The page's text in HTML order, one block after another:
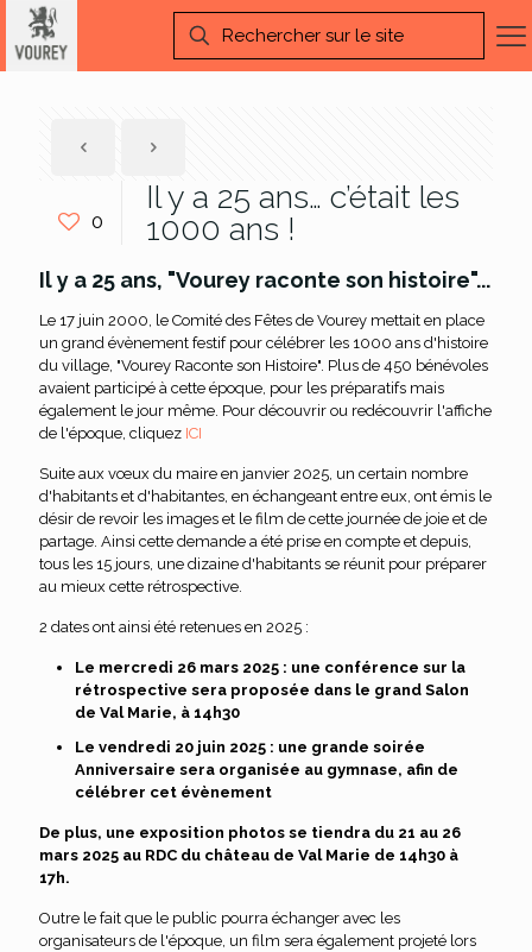
0
Il y a 25 ans… c’était les
1000 ans !
Il y a 25 ans, "Vourey raconte son histoire"...
Le 17 juin 2000, le Comité des Fêtes de Vourey mettait en place
un grand évènement festif pour célébrer les 1000 ans d'histoire
du village, "Vourey Raconte son Histoire". Plus de 450 bénévoles
avaient participé à cette époque, pour les préparatifs mais
également le jour même. Pour découvrir ou redécouvrir l'affiche
de l'époque, cliquez ICI
Suite aux vœux du maire en janvier 2025, un certain nombre
d'habitants et d'habitantes, en échangeant entre eux, ont émis le
désir de revoir les images et le film de cette journée de joie et de
partage. Ainsi cette demande a été prise en compte et depuis,
tous les 15 jours, une dizaine d'habitants se réunit pour préparer
au mieux cette rétrospective.
2 dates ont ainsi été retenues en 2025 :
Le mercredi 26 mars 2025 : une conférence sur la
rétrospective sera proposée dans le grand Salon
de Val Marie, à 14h30
Le vendredi 20 juin 2025 : une grande soirée
Anniversaire sera organisée au gymnase, afin de
célébrer cet évènement
De plus, une exposition photos se tiendra du 21 au 26
mars 2025 au RDC du château de Val Marie de 14h30 à
17h.
Outre le fait que le public pourra échanger avec les
organisateurs de l'époque, un film sera également projeté lors